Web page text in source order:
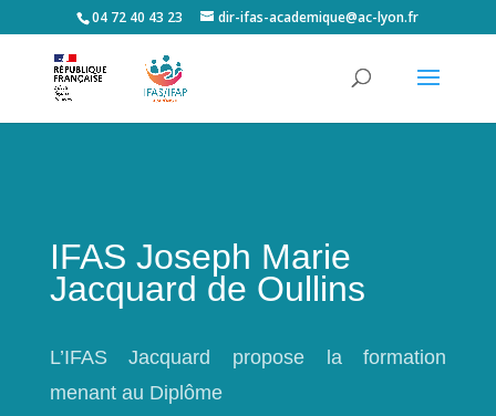
04 72 40 43 23 dir-ifas-academique@ac-lyon.fr
IFAS Joseph Marie
Jacquard de Oullins
L’IFAS Jacquard propose la formation
menant au Diplôme